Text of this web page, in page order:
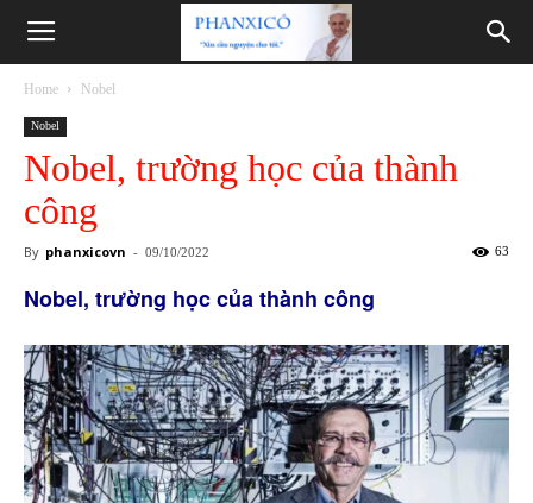
Phanxicô
Home Nobel
Nobel
Nobel, trường học của thành
công
By phanxicovn - 09/10/2022 63
Nobel, trường học của thành công